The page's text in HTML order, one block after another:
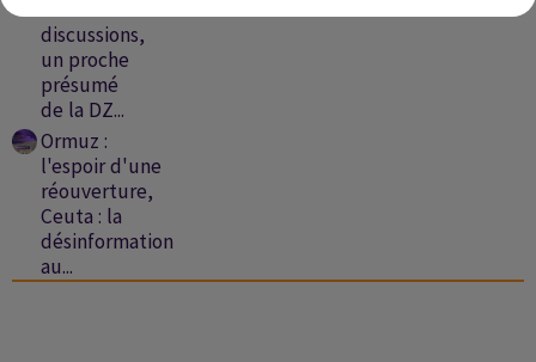
discussions,
un proche
présumé
de la DZ...
Ormuz :
l'espoir d'une
réouverture,
Ceuta : la
désinformation
au...